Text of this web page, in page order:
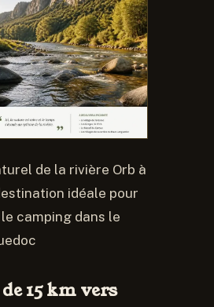
de la rivière Orb à
idéale pour
camping dans le
15 km vers